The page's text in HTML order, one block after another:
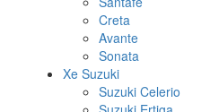
Creta
Avante
Sonata
Xe Suzuki
Suzuki Celerio